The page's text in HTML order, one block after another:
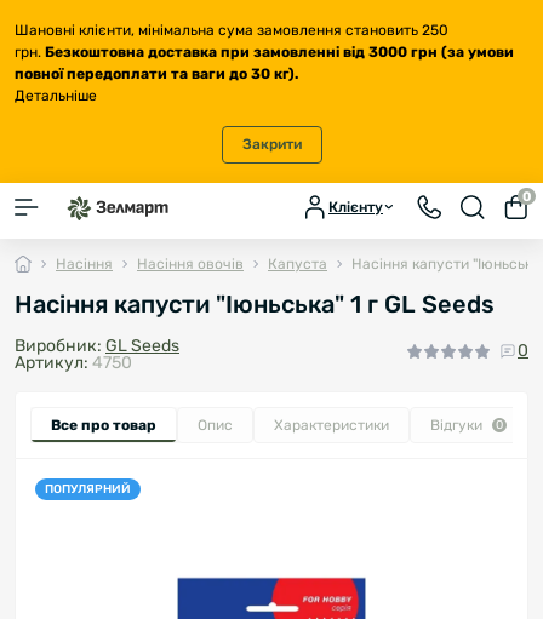
Шановні клієнти, мінімальна сума замовлення становить 250
грн. Безкоштовна доставка при замовленні від 3000 грн (за умови
повної передоплати та ваги до 30 кг).
Детальніше
Закрити
Клієнту
0
Насіння Насіння овочів Капуста Насіння капусти
Насіння капусти "Іюньська" 1 г GL Seeds
Виробник: GL Seeds
Артикул: 4750
0
Все про товар Опис Характеристики Відгуки 0
ПОПУЛЯРНИЙ